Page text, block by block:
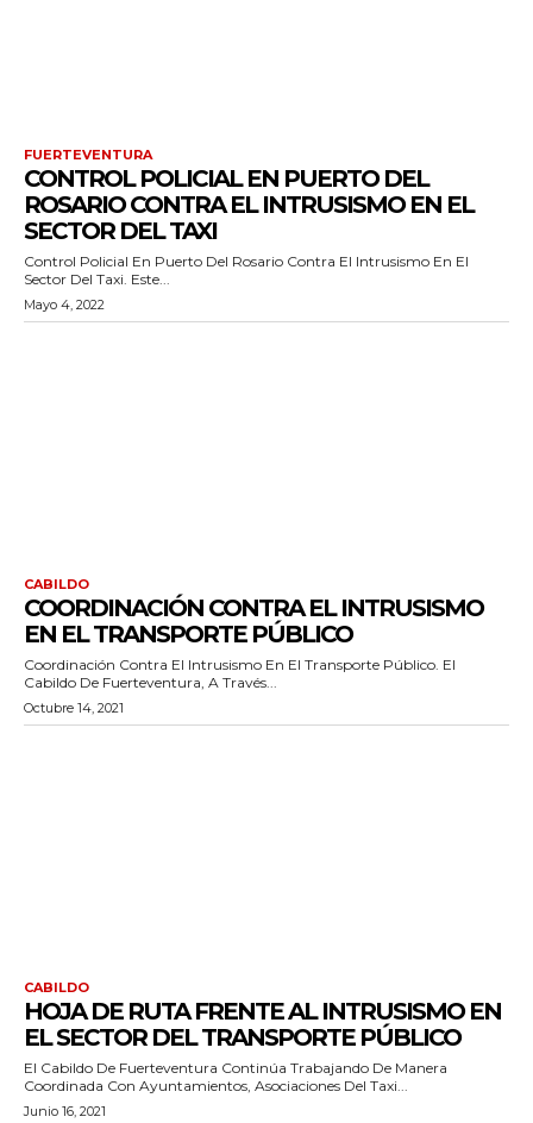
FUERTEVENTURA
CONTROL POLICIAL EN PUERTO DEL
ROSARIO CONTRA EL INTRUSISMO EN EL
SECTOR DEL TAXI
Control Policial En Puerto Del Rosario Contra El Intrusismo En El
Sector Del Taxi. Este...
Mayo 4, 2022
CABILDO
COORDINACIÓN CONTRA EL INTRUSISMO
EN EL TRANSPORTE PÚBLICO
Coordinación Contra El Intrusismo En El Transporte Público. El
Cabildo De Fuerteventura, A Través...
Octubre 14, 2021
CABILDO
HOJA DE RUTA FRENTE AL INTRUSISMO EN
EL SECTOR DEL TRANSPORTE PÚBLICO
El Cabildo De Fuerteventura Continúa Trabajando De Manera
Coordinada Con Ayuntamientos, Asociaciones Del Taxi...
Junio 16, 2021